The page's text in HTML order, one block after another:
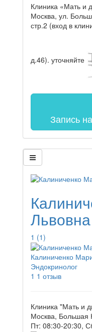
Клиника «Мать и
Москва, ул.
стр.2 (вход в
д.46). уточняйте
Запись
Львовна
1 (1)
Калиниченко
Эндокринолог
1 1 отзыв
Клиника "Мать и
Москва, Большая
Пт: 08:30-20:30,